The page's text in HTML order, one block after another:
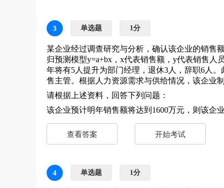
3 单选题 1分
某企业经过调查研究与分析，确认该企业的销售
归预测模型y=a+bx，x代表销售额，y代表销售人
年将有5人提升为部门经理，退休3人，辞职6人
售主管。根据人力资源需求与供给情况，该企业
请根据上述资料，回答下列问题：
该企业预计明年销售额将达到1600万元，则该企
查看答案 开始考试
4 单选题 1分